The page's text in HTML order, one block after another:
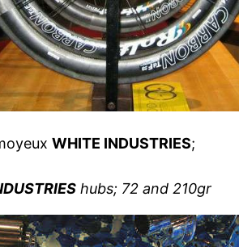
WHITE INDUSTRIES;
hubs; 72 and 210gr